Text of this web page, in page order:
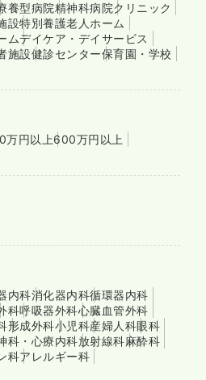
養型病院精神科病院クリニック
設特別養護老人ホーム
ムデイケア・デイサービス
施設健診センター保育園・学校
万円以上600万円以上
内科消化器内科循環器内科
科呼吸器外科心臓血管外科
形成外科小児科産婦人科眼科
科・心療内科放射線科麻酔科
科アレルギー科